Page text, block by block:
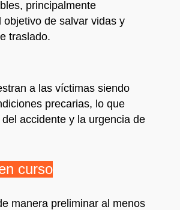
principalmente
objetivo de salvar vidas y
traslado.
a las víctimas siendo
precarias, lo que
accidente y la urgencia de
curso
manera preliminar al menos